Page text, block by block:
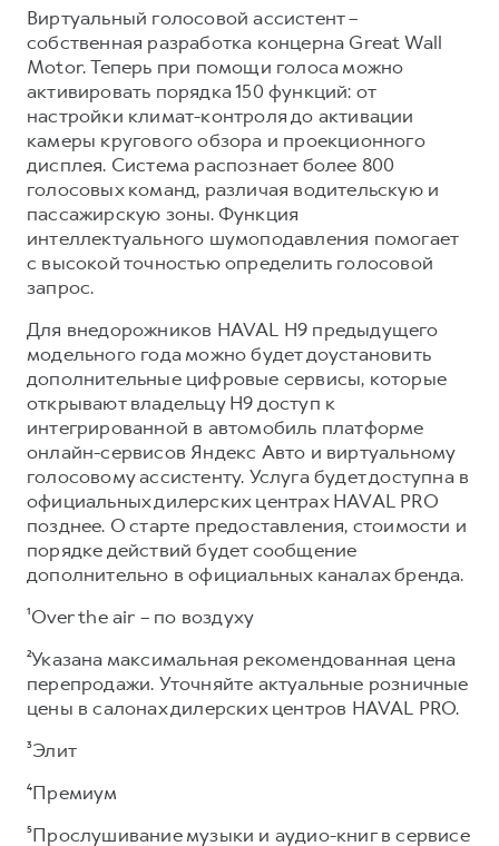
Виртуальный голосовой ассистент –
собственная разработка концерна Great Wall
Motor. Теперь при помощи голоса можно
активировать порядка 150 функций: от
настройки климат-контроля до активации
камеры кругового обзора и проекционного
дисплея. Система распознает более 800
голосовых команд, различая водительскую и
пассажирскую зоны. Функция
интеллектуального шумоподавления помогает
с высокой точностью определить голосовой
запрос.
Для внедорожников HAVAL H9 предыдущего
модельного года можно будет доустановить
дополнительные цифровые сервисы, которые
открывают владельцу Н9 доступ к
интегрированной в автомобиль платформе
онлайн-сервисов Яндекс Авто и виртуальному
голосовому ассистенту. Услуга будет доступна в
официальных дилерских центрах HAVAL PRO
позднее. О старте предоставления, стоимости и
порядке действий будет сообщение
дополнительно в официальных каналах бренда.
¹Over the air – по воздуху
²Указана максимальная рекомендованная цена
перепродажи. Уточняйте актуальные розничные
цены в салонах дилерских центров HAVAL PRO.
³Элит
⁴Премиум
⁵Прослушивание музыки и аудио-книг в сервисе